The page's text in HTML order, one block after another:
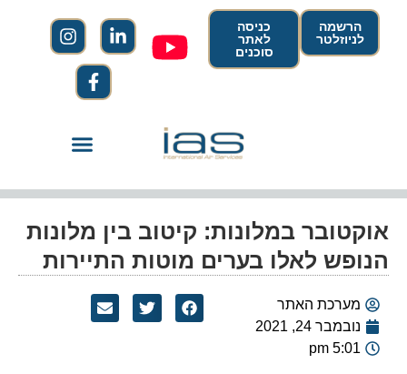
הרשמה
לניוזלטר
כניסה
לאתר
סוכנים
אוקטובר במלונות: קיטוב בין מלונות
הנופש לאלו בערים מוטות התיירות
מערכת האתר
נובמבר 24, 2021
5:01 pm